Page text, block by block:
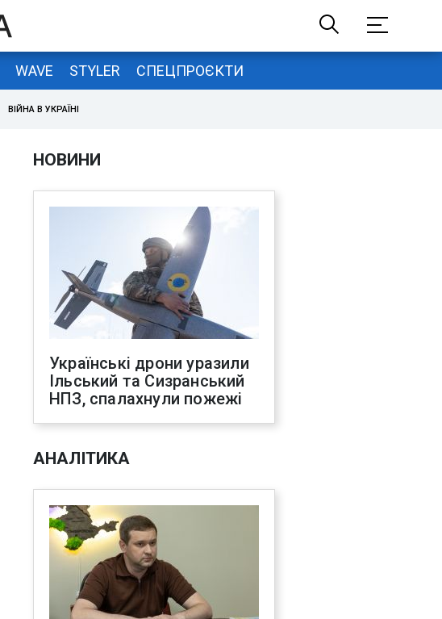
WAVE STYLER СПЕЦПРОЄКТИ
ВІЙНА В УКРАЇНІ
НОВИНИ
Українські дрони уразили
Ільський та Сизранський
НПЗ, спалахнули пожежі
АНАЛІТИКА